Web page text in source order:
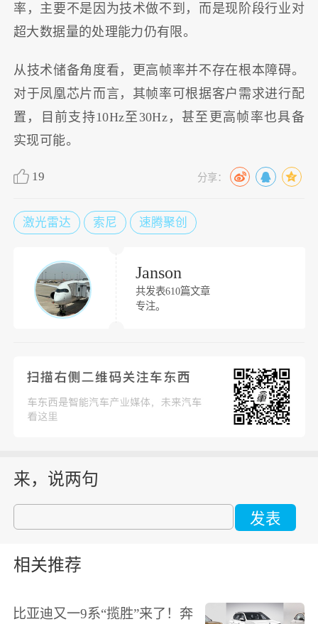
率，主要不是因为技术做不到，而是现阶段行业对
超大数据量的处理能力仍有限。
从技术储备角度看，更高帧率并不存在根本障碍。
对于凤凰芯片而言，其帧率可根据客户需求进行配
置，目前支持10Hz至30Hz，甚至更高帧率也具备
实现可能。
19 分享：
激光雷达 索尼 速腾聚创
Janson
共发表610篇文章
专注。
来，说两句
发表
相关推荐
比亚迪又一9系“揽胜”来了！奔